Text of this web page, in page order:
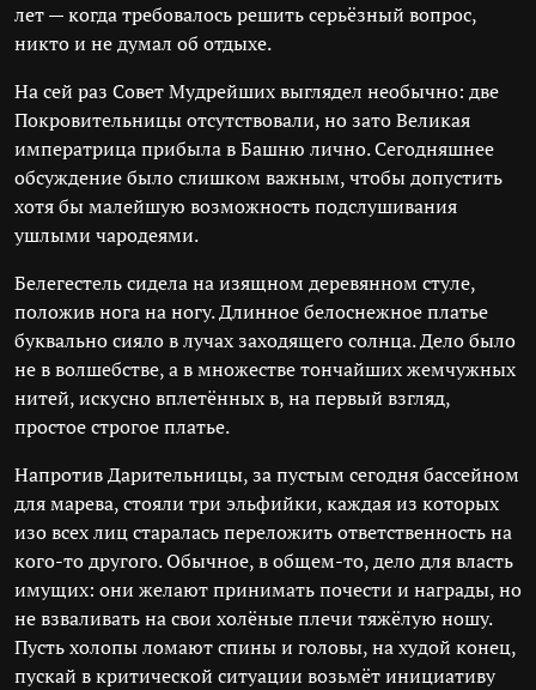
лет — когда требовалось решить серьёзный вопрос,
никто и не думал об отдыхе.
На сей раз Совет Мудрейших выглядел необычно: две
Покровительницы отсутствовали, но зато Великая
императрица прибыла в Башню лично. Сегодняшнее
обсуждение было слишком важным, чтобы допустить
хотя бы малейшую возможность подслушивания
ушлыми чародеями.
Белегестель сидела на изящном деревянном стуле,
положив нога на ногу. Длинное белоснежное платье
буквально сияло в лучах заходящего солнца. Дело было
не в волшебстве, а в множестве тончайших жемчужных
нитей, искусно вплетённых в, на первый взгляд,
простое строгое платье.
Напротив Дарительницы, за пустым сегодня бассейном
для марева, стояли три эльфийки, каждая из которых
изо всех лиц старалась переложить ответственность на
кого-то другого. Обычное, в общем-то, дело для власть
имущих: они желают принимать почести и награды, но
не взваливать на свои холёные плечи тяжёлую ношу.
Пусть холопы ломают спины и головы, на худой конец,
пускай в критической ситуации возьмёт инициативу